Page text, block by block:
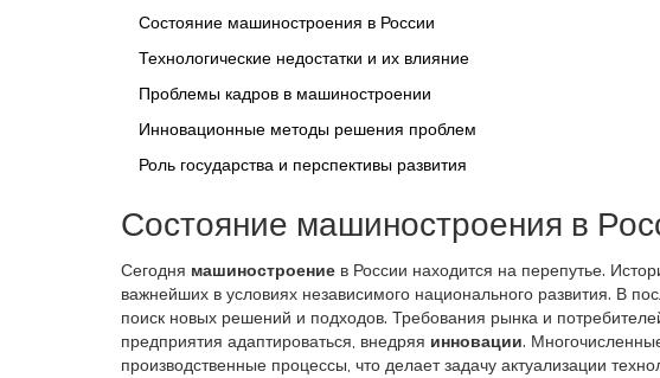
Состояние машиностроения в России
Технологические недостатки и их влияние
Проблемы кадров в машиностроении
Инновационные методы решения проблем
Роль государства и перспективы развития
Состояние машиностроения в
Сегодня машиностроение в России находится на перепутье.
важнейших в условиях независимого национального развития. В
поиск новых решений и подходов. Требования рынка и
предприятия адаптироваться, внедряя инновации.
производственные процессы, что делает задачу актуализации